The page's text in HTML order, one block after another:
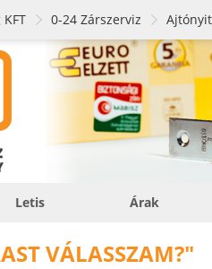
0-24 Zárszerviz
Letis Árak
VÁLASSZAM?"